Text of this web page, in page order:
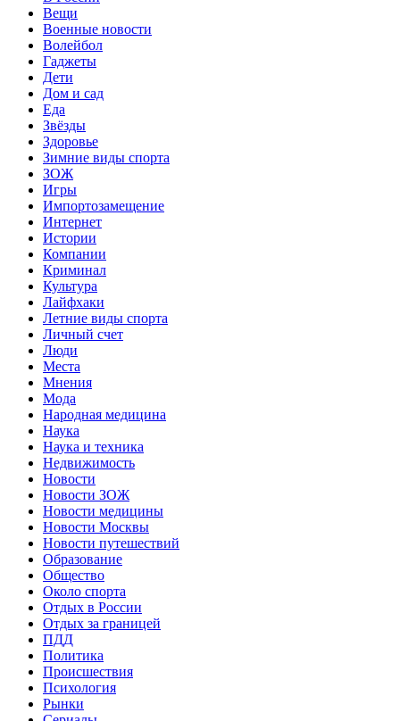
Вещи
Военные новости
Волейбол
Гаджеты
Дети
Дом и сад
Еда
Звёзды
Здоровье
Зимние виды спорта
ЗОЖ
Игры
Импортозамещение
Интернет
Истории
Компании
Криминал
Культура
Лайфхаки
Летние виды спорта
Личный счет
Люди
Места
Мнения
Мода
Народная медицина
Наука
Наука и техника
Недвижимость
Новости
Новости ЗОЖ
Новости медицины
Новости Москвы
Новости путешествий
Образование
Общество
Около спорта
Отдых в России
Отдых за границей
ПДД
Политика
Происшествия
Психология
Рынки